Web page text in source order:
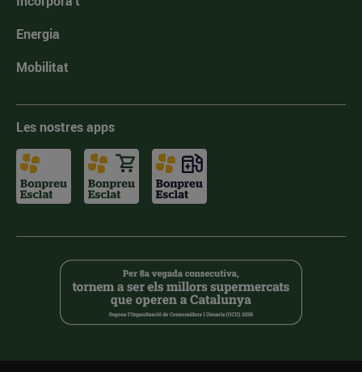
Energia
Mobilitat
Les nostres apps